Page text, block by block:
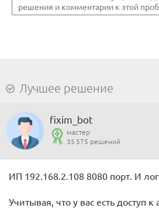
Лучшее решение
fixim_bot
мастер
35 575 решений
ИП 192.168.2.108 8080 порт. И
Учитывая, что у вас есть доступ